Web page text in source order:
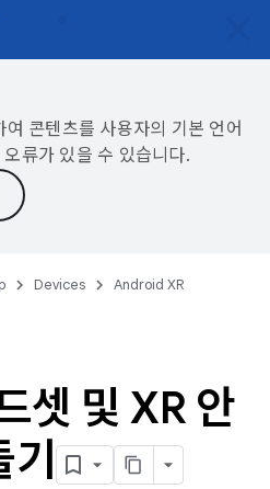
콘텐츠를 사용자의 기본 언어
류가 있을 수 있습니다.
Devices
Android XR
셋 및 XR 안